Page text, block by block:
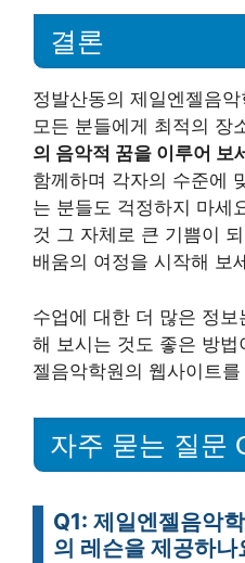
결론
정발산동의 제일엔젤음
모든 분들에게 최적의 장
의 음악적 꿈을 이루어 보
함께하며 각자의 수준에
는 분들도 걱정하지 마세
것 그 자체로 큰 기쁨이
배움의 여정을 시작해 보
수업에 대한 더 많은 정
해 보시는 것도 좋은 방
젤음악학원의 웹사이트
자주 묻는 질문
Q1: 제일엔젤음악
의 레슨을 제공하나